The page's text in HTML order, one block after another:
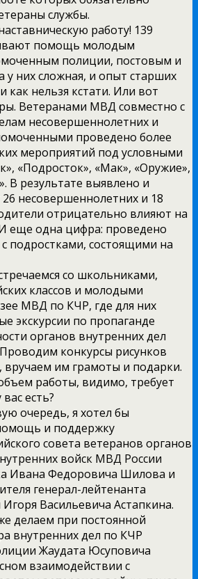
службы.
работу! 139
помощь молодым
полиции, постовым и
у них сложная, и опыт старших
как нельзя кстати. Или вот
Ветеранами МВД совместно с
несовершеннолетних и
проведено более
мероприятий под условными
«Подросток», «Мак», «Оружие»,
В результате выявлено и
26 несовершеннолетних и 18
отрицательно влияют на
еще одна цифра: проведено
с подростками, состоящими на
со школьниками,
классов и молодыми
МВД по КЧР, где для них
экскурсии по пропаганде
органов внутренних дел
конкурсы рисунков
вручаем им грамоты и подарки.
работы, видимо, требует
есть?
очередь, я хотел бы
и поддержку
совета ветеранов органов
войск МВД России
Ивана Федоровича Шилова и
генерал-лейтенанта
Васильевича Астапкина.
делаем при постоянной
внутренних дел по КЧР
Жаудата Юсуповича
взаимодействии с